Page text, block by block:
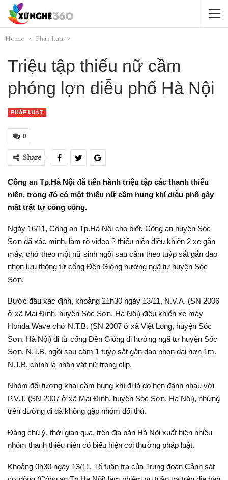
Home Pháp Luật
Triệu tập thiếu nữ cầm
phóng lợn diễu phố Hà Nội
PHÁP LUẬT
0
Share
Công an Tp.Hà Nội đã tiến hành triệu tập các thanh thiếu
niên, trong đó có một thiếu nữ cầm hung khí diễu phố gây
mất trật tự công cộng.
Ngày 16/11, Công an Tp.Hà Nội cho biết, Công an huyện Sóc
Sơn đã xác minh, làm rõ video 2 thiếu niên điều khiển 2 xe gắn
máy, chở theo một nữ sinh ngồi sau cầm theo tuýp sắt gắn dao
nhọn lưu thông từ cổng Đền Gióng hướng ngã tư huyện Sóc
Sơn.
Bước đầu xác định, khoảng 21h30 ngày 13/11, N.V.A. (SN 2006
ở xã Mai Đình, huyện Sóc Sơn, Hà Nội) điều khiển xe máy
Honda Wave chở N.T.B. (SN 2007 ở xã Việt Long, huyện Sóc
Sơn, Hà Nội) đi từ cổng Đền Gióng đi hướng ngã tư huyện Sóc
Sơn. N.T.B. ngồi sau cầm 1 tuýp sắt gắn dao nhọn dài hơn 1m.
N.T.B. chính là nhân vật nữ trong clip.
Nhóm đối tượng khai cầm hung khí đi là do hẹn đánh nhau với
P.V.T. (SN 2007 ở xã Mai Đình, huyện Sóc Sơn, Hà Nội), nhưng
trên đường đi đã không gặp nhóm đối thủ.
Đáng chú ý, thời gian qua, trên địa bàn Hà Nội xuất hiện nhiều
nhóm thanh thiếu niên có biểu hiện coi thường pháp luật.
Khoảng 0h30 ngày 13/11, Tổ tuần tra của Trung đoàn Cảnh sát